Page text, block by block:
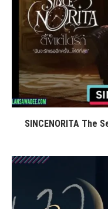
SINCENORITA The